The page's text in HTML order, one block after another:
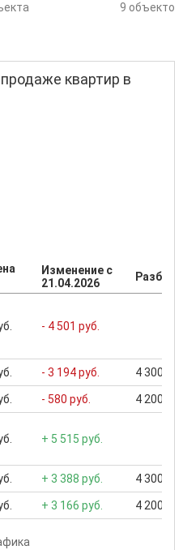
9 объектов
квартир в
Изменение с
21.04.2026
- 4 501 руб.
- 3 194 руб. 4 300
- 580 руб. 4 200
+ 5 515 руб.
+ 3 388 руб. 4 300
+ 3 166 руб. 4 200